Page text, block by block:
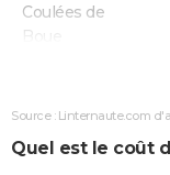
Coulées de
Boue
et/ou
Boue
Source : Linternaute.com
Quel est le coût